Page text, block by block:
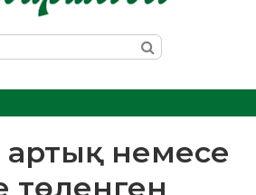
артық немесе
төленген